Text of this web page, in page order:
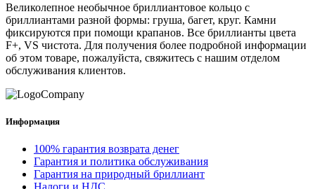
Великолепное необычное бриллиантовое кольцо с
бриллиантами разной формы: груша, багет, круг. Камни
фиксируются при помощи крапанов. Все бриллианты цвета
F+, VS чистота. Для получения более подробной информации
об этом товаре, пожалуйста, свяжитесь с нашим отделом
обслуживания клиентов.
Информация
100% гарантия возврата денег
Гарантия и политика обслуживания
Гарантия на природный бриллиант
Налоги и НДС